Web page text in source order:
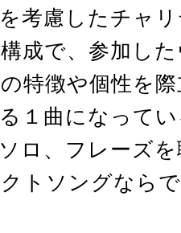
考慮したチャ
成で、参加し
特徴や個性を
１曲になって
ロ、フレーズ
トソングなら